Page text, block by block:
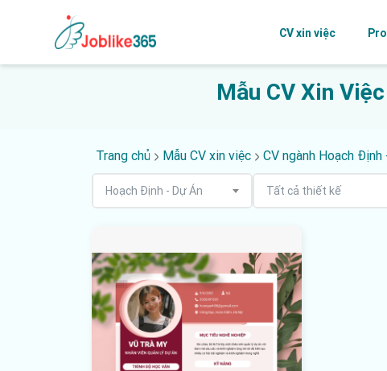
CV xin việc
Mẫu CV Xin
Trang chủ Mẫu CV xin việc CV ngành Hoạch Định
Hoạch Định - Dự Án Tất cả thiết kế